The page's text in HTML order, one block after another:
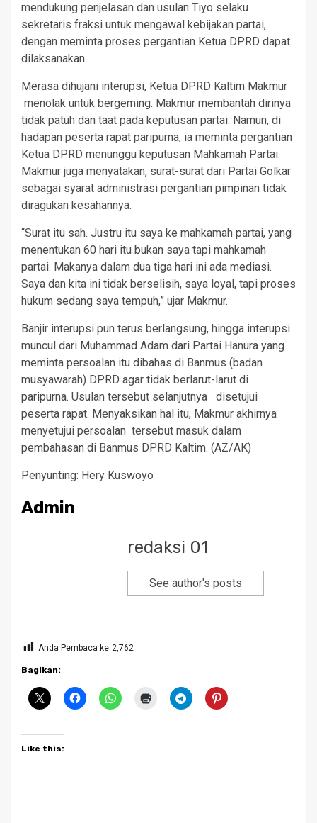
mendukung penjelasan dan usulan Tiyo selaku
sekretaris fraksi untuk mengawal kebijakan partai,
dengan meminta proses pergantian Ketua DPRD dapat
dilaksanakan.
Merasa dihujani interupsi, Ketua DPRD Kaltim Makmur
menolak untuk bergeming. Makmur membantah dirinya
tidak patuh dan taat pada keputusan partai. Namun, di
hadapan peserta rapat paripurna, ia meminta pergantian
Ketua DPRD menunggu keputusan Mahkamah Partai.
Makmur juga menyatakan, surat-surat dari Partai Golkar
sebagai syarat administrasi pergantian pimpinan tidak
diragukan kesahannya.
“Surat itu sah. Justru itu saya ke mahkamah partai, yang
menentukan 60 hari itu bukan saya tapi mahkamah
partai. Makanya dalam dua tiga hari ini ada mediasi.
Saya dan kita ini tidak berselisih, saya loyal, tapi proses
hukum sedang saya tempuh,” ujar Makmur.
Banjir interupsi pun terus berlangsung, hingga interupsi
muncul dari Muhammad Adam dari Partai Hanura yang
meminta persoalan itu dibahas di Banmus (badan
musyawarah) DPRD agar tidak berlarut-larut di
paripurna. Usulan tersebut selanjutnya disetujui
peserta rapat. Menyaksikan hal itu, Makmur akhirnya
menyetujui persoalan tersebut masuk dalam
pembahasan di Banmus DPRD Kaltim. (AZ/AK)
Penyunting: Hery Kuswoyo
Admin
redaksi 01
See author's posts
Anda Pembaca ke 2,762
Bagikan:
Like this: